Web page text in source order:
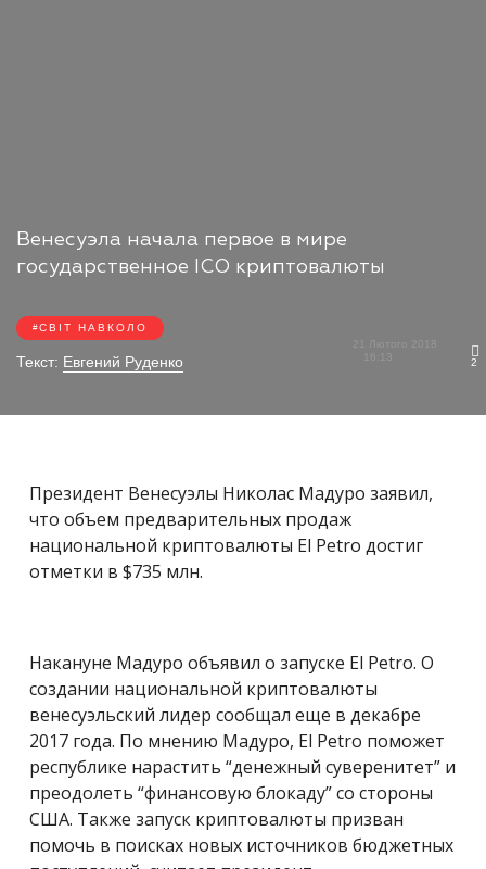
Венесуэла начала первое в мире
государственное ICO криптовалюты
СВІТ НАВКОЛО
Текст: Евгений Руденко
21 Лютого 2018
2
Президент Венесуэлы Николас Мадуро заявил,
что объем предварительных продаж
национальной криптовалюты El Petro достиг
отметки в $735 млн.
Накануне Мадуро объявил о запуске El Petro. О
создании национальной криптовалюты
венесуэльский лидер сообщал еще в декабре
2017 года. По мнению Мадуро, El Petro поможет
республике нарастить “денежный суверенитет” и
преодолеть “финансовую блокаду” со стороны
США. Также запуск криптовалюты призван
помочь в поисках новых источников бюджетных